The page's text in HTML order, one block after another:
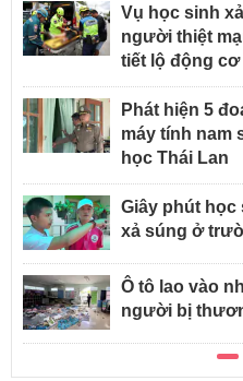
Vụ học sinh
người thiệt
tiết lộ động cơ
Phát hiện 5
máy tính nam
học Thái Lan
Giây phút học
xả súng ở
Ô tô lao vào
người bị